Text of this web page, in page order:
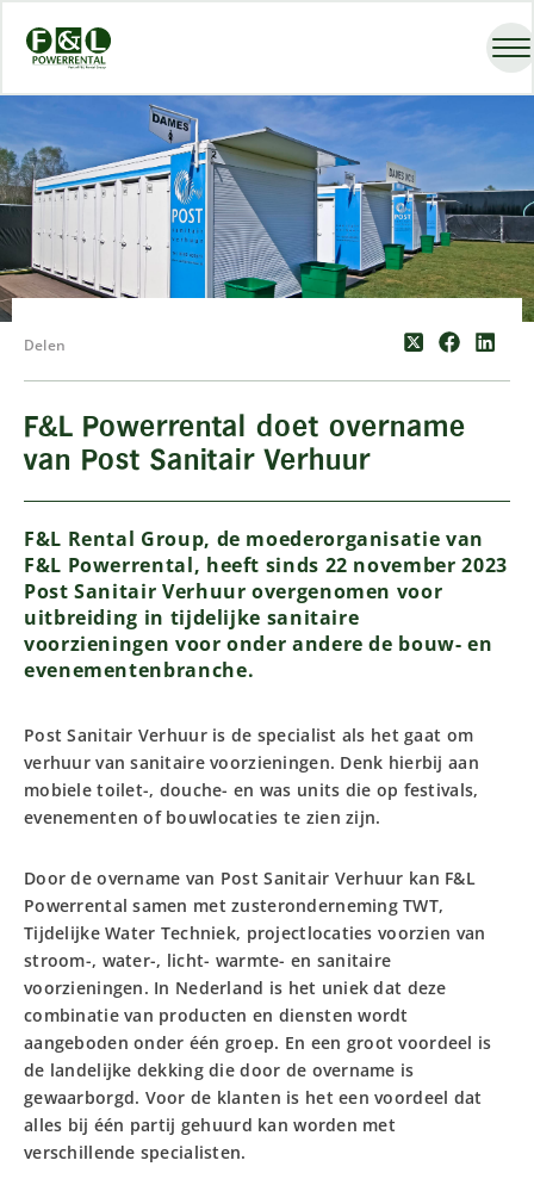
Delen
F&L Powerrental doet overname
van Post Sanitair Verhuur
F&L Rental Group, de moederorganisatie van
F&L Powerrental, heeft sinds 22 november 2023
Post Sanitair Verhuur overgenomen voor
uitbreiding in tijdelijke sanitaire
voorzieningen voor onder andere de bouw- en
evenementenbranche.
Post Sanitair Verhuur is de specialist als het gaat om
verhuur van sanitaire voorzieningen. Denk hierbij aan
mobiele toilet-, douche- en was units die op festivals,
evenementen of bouwlocaties te zien zijn.
Door de overname van Post Sanitair Verhuur kan F&L
Powerrental samen met zusteronderneming TWT,
Tijdelijke Water Techniek, projectlocaties voorzien van
stroom-, water-, licht- warmte- en sanitaire
voorzieningen. In Nederland is het uniek dat deze
combinatie van producten en diensten wordt
aangeboden onder één groep. En een groot voordeel is
de landelijke dekking die door de overname is
gewaarborgd. Voor de klanten is het een voordeel dat
alles bij één partij gehuurd kan worden met
verschillende specialisten.